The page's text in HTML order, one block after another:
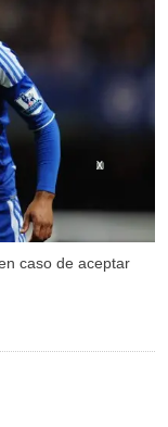
caso de aceptar
X